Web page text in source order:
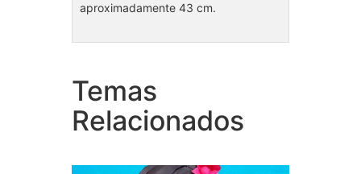
aproximadamente 43 cm.
Temas
Relacionados
Coleção Moana Baby